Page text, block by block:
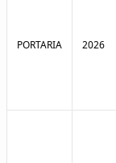
PORTARIA 2026